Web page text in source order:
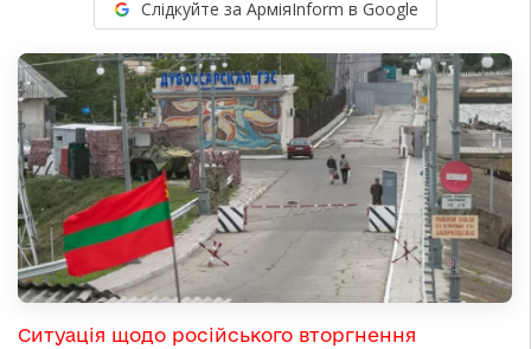
Слідкуйте за АрміяInform в Google
Ситуація щодо російського вторгнення